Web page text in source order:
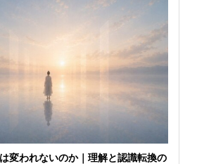
変われないのか｜理解と認識転換の